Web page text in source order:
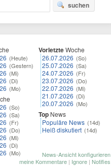
suchen
(Heute)
(Gestern)
(Mi)
(Di)
(Mo)
(So)
(Sa)
(Fr)
(Do)
(Mi)
(Di)
(Mo)
VorletzteWoche
26.07.2026 (So)
25.07.2026 (Sa)
24.07.2026 (Fr)
23.07.2026 (Do)
22.07.2026 (Mi)
21.07.2026 (Di)
20.07.2026 (Mo)
Top News
Populäre News (14d)
Heiß diskutiert (14d)
News-Ansicht konfigurieren
meine Kommentare | Ignore | Notifies